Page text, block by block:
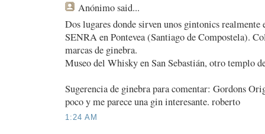
Anónimosaid...
Dos lugares donde sirven unos gintonics
SENRA en Pontevea (Santiago de Compostela).
marcas de ginebra.
Museo del Whisky en San Sebastián, otro templo
Sugerencia de ginebra para comentar: Gordons
poco y me parece una gin interesante. roberto
1:24 AM